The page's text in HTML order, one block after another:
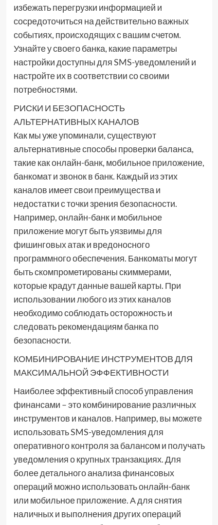
избежать перегрузки информацией и
сосредоточиться на действительно важных
событиях, происходящих с вашим счетом.
Узнайте у своего банка, какие параметры
настройки доступны для SMS-уведомлений и
настройте их в соответствии со своими
потребностями.
РИСКИ И БЕЗОПАСНОСТЬ
АЛЬТЕРНАТИВНЫХ КАНАЛОВ
Как мы уже упоминали, существуют
альтернативные способы проверки баланса,
такие как онлайн-банк, мобильное приложение,
банкомат и звонок в банк. Каждый из этих
каналов имеет свои преимущества и
недостатки с точки зрения безопасности.
Например, онлайн-банк и мобильное
приложение могут быть уязвимы для
фишинговых атак и вредоносного
программного обеспечения. Банкоматы могут
быть скомпрометированы скиммерами,
которые крадут данные вашей карты. При
использовании любого из этих каналов
необходимо соблюдать осторожность и
следовать рекомендациям банка по
безопасности.
КОМБИНИРОВАНИЕ ИНСТРУМЕНТОВ ДЛЯ
МАКСИМАЛЬНОЙ ЭФФЕКТИВНОСТИ
Наиболее эффективный способ управления
финансами – это комбинирование различных
инструментов и каналов. Например, вы можете
использовать SMS-уведомления для
оперативного контроля за балансом и получать
уведомления о крупных транзакциях. Для
более детального анализа финансовых
операций можно использовать онлайн-банк
или мобильное приложение. А для снятия
наличных и выполнения других операций